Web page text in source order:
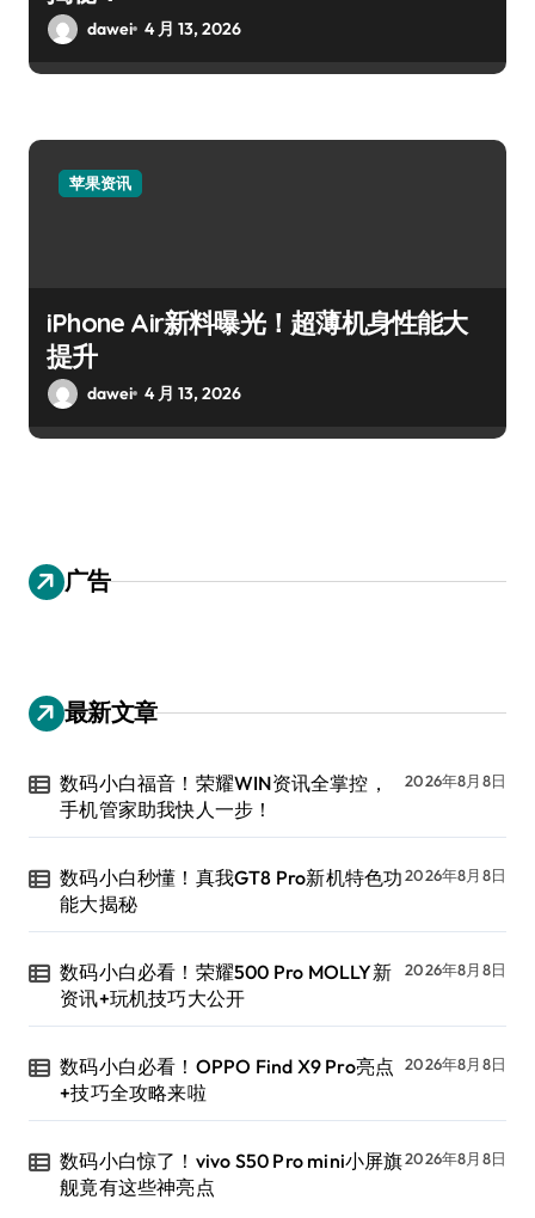
dawei 4 月 13, 2026
苹果资讯
iPhone Air新料曝光！超薄机身性能大
提升
dawei 4 月 13, 2026
广告
最新文章
数码小白福音！荣耀WIN资讯全掌控，
手机管家助我快人一步！
2026年8月8日
数码小白秒懂！真我GT8 Pro新机特色功
能大揭秘
2026年8月8日
数码小白必看！荣耀500 Pro MOLLY新
资讯+玩机技巧大公开
2026年8月8日
数码小白必看！OPPO Find X9 Pro亮点
+技巧全攻略来啦
2026年8月8日
数码小白惊了！vivo S50 Pro mini小屏旗
舰竟有这些神亮点
2026年8月8日